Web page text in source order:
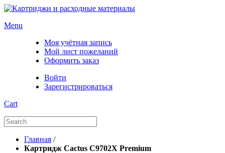
Menu
Моя учётная запись
Мой лист пожеланий
Оформить заказ
Войти
Зарегистрироваться
Cart
Главная /
Картридж Cactus C9702X Premium